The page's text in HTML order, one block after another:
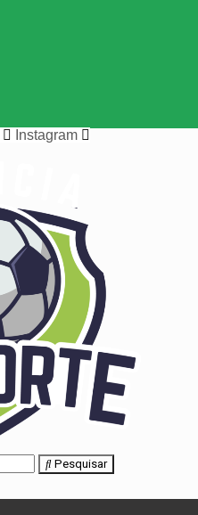
Instagram
Pesquisar